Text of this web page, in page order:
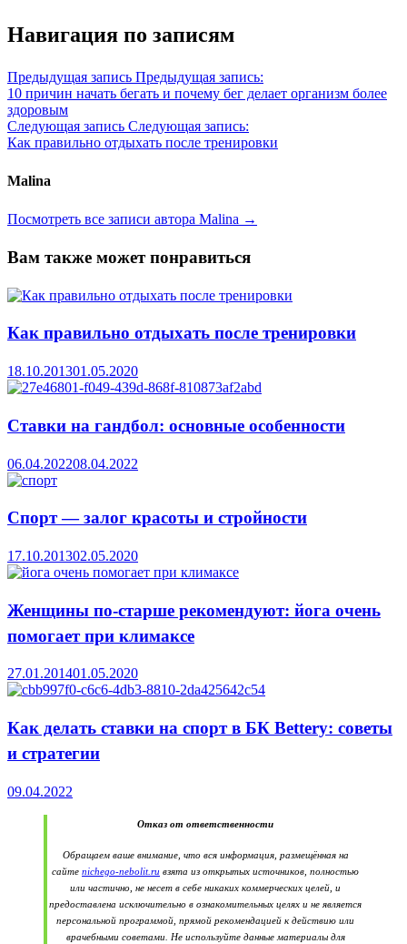
Навигация по записям
Предыдущая запись Предыдущая запись:
10 причин начать бегать и почему бег делает организм более
здоровым
Следующая запись Следующая запись:
Как правильно отдыхать после тренировки
Malina
Посмотреть все записи автора Malina →
Вам также может понравиться
Как правильно отдыхать после тренировки
18.10.201301.05.2020
Ставки на гандбол: основные особенности
06.04.202208.04.2022
Спорт — залог красоты и стройности
17.10.201302.05.2020
Женщины по-старше рекомендуют: йога очень
помогает при климаксе
27.01.201401.05.2020
Как делать ставки на спорт в БК Bettery: советы
и стратегии
09.04.2022
Отказ от ответственности
Обращаем ваше внимание, что вся информация, размещённая на
сайте nichego-nebolit.ru взята из открытых источников, полностью
или частично, не несет в себе никаких коммерческих целей, и
предоставлена исключительно в ознакомительных целях и не является
персональной программой, прямой рекомендацией к действию или
врачебными советами. Не используйте данные материалы для